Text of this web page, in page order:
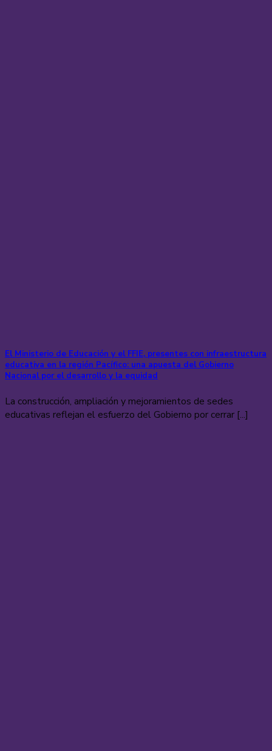
El Ministerio de Educación y el FFIE, presentes con infraestructura
educativa en la región Pacífico: una apuesta del Gobierno
Nacional por el desarrollo y la equidad
La construcción, ampliación y mejoramientos de sedes
educativas reflejan el esfuerzo del Gobierno por cerrar [...]